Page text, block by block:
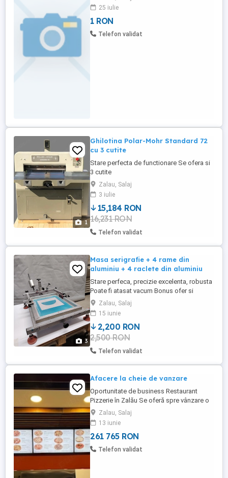
panificației și patiseriei! Vindem o afacere
complet funcțională, cu o clientelă fidelă
și un flux de producție zilnic. Locație:
Zalău Detalii despre afacere: Patiserie
25 iulie
1 RON
Telefon validat
1
Ghilotina Polar-Mohr Standard 72
cu 3 cutite
Stare perfecta de functionare Se ofera si
3 cutite
Zalau, Salaj
3 iulie
15,184 RON
16,231 RON
Telefon validat
3
Masa serigrafie + 4 rame din
aluminiu + 4 raclete din aluminiu
Stare perfeca, precizie excelenta, robusta
Poate fi atasat vacum Bonus ofer si
sistemul de intins si lipit site Optional
pentru 500 lei ofer si sistemul de expunere
site UV 5000W
Zalau, Salaj
15 iunie
2,200 RON
2,500 RON
Telefon validat
Afacere la cheie de vanzare
Oportunitate de business Restaurant
Pizzerie în Zalău Se oferă spre vânzare o
locație modernă de tip restaurant pizzerie,
amplasată în una dintre cele mai bune
zone comerciale din Zalău în cadrul Zalău
Value Centre, cu trafic constant și
vizibilitate excelentă. Businessul
Zalau, Salaj
13 iunie
261 765 RON
Telefon validat